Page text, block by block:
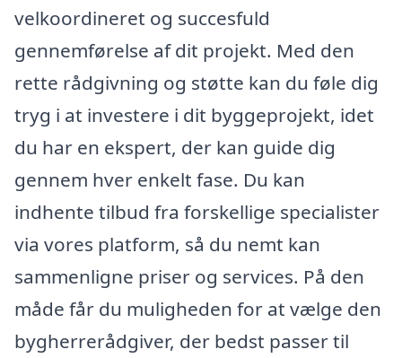
velkoordineret og succesfuld
gennemførelse af dit projekt. Med den
rette rådgivning og støtte kan du føle dig
tryg i at investere i dit byggeprojekt, idet
du har en ekspert, der kan guide dig
gennem hver enkelt fase. Du kan
indhente tilbud fra forskellige specialister
via vores platform, så du nemt kan
sammenligne priser og services. På den
måde får du muligheden for at vælge den
bygherrerådgiver, der bedst passer til